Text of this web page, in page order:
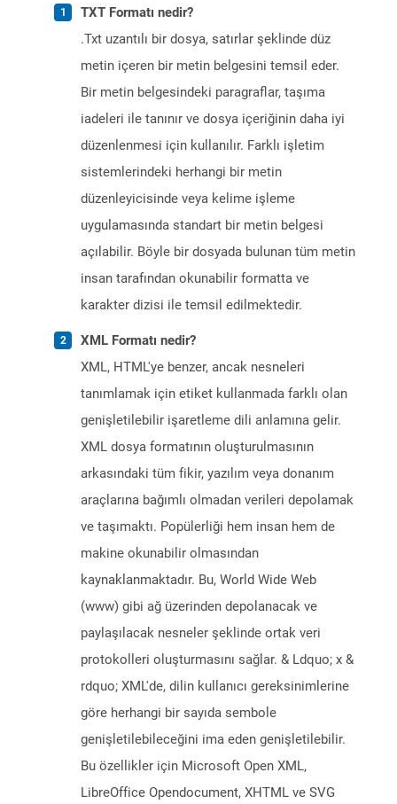
TXT Formatı nedir?
.Txt uzantılı bir dosya, satırlar şeklinde düz
metin içeren bir metin belgesini temsil eder.
Bir metin belgesindeki paragraflar, taşıma
iadeleri ile tanınır ve dosya içeriğinin daha iyi
düzenlenmesi için kullanılır. Farklı işletim
sistemlerindeki herhangi bir metin
düzenleyicisinde veya kelime işleme
uygulamasında standart bir metin belgesi
açılabilir. Böyle bir dosyada bulunan tüm metin
insan tarafından okunabilir formatta ve
karakter dizisi ile temsil edilmektedir.
XML Formatı nedir?
XML, HTML'ye benzer, ancak nesneleri
tanımlamak için etiket kullanmada farklı olan
genişletilebilir işaretleme dili anlamına gelir.
XML dosya formatının oluşturulmasının
arkasındaki tüm fikir, yazılım veya donanım
araçlarına bağımlı olmadan verileri depolamak
ve taşımaktı. Popülerliği hem insan hem de
makine okunabilir olmasından
kaynaklanmaktadır. Bu, World Wide Web
(www) gibi ağ üzerinden depolanacak ve
paylaşılacak nesneler şeklinde ortak veri
protokolleri oluşturmasını sağlar. & Ldquo; x &
rdquo; XML'de, dilin kullanıcı gereksinimlerine
göre herhangi bir sayıda sembole
genişletilebileceğini ima eden genişletilebilir.
Bu özellikler için Microsoft Open XML,
LibreOffice Opendocument, XHTML ve SVG